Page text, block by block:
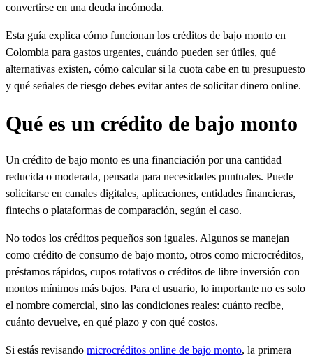
convertirse en una deuda incómoda.
Esta guía explica cómo funcionan los créditos de bajo monto en
Colombia para gastos urgentes, cuándo pueden ser útiles, qué
alternativas existen, cómo calcular si la cuota cabe en tu presupuesto
y qué señales de riesgo debes evitar antes de solicitar dinero online.
Qué es un crédito de bajo monto
Un crédito de bajo monto es una financiación por una cantidad
reducida o moderada, pensada para necesidades puntuales. Puede
solicitarse en canales digitales, aplicaciones, entidades financieras,
fintechs o plataformas de comparación, según el caso.
No todos los créditos pequeños son iguales. Algunos se manejan
como crédito de consumo de bajo monto, otros como microcréditos,
préstamos rápidos, cupos rotativos o créditos de libre inversión con
montos mínimos más bajos. Para el usuario, lo importante no es solo
el nombre comercial, sino las condiciones reales: cuánto recibe,
cuánto devuelve, en qué plazo y con qué costos.
Si estás revisando microcréditos online de bajo monto, la primera